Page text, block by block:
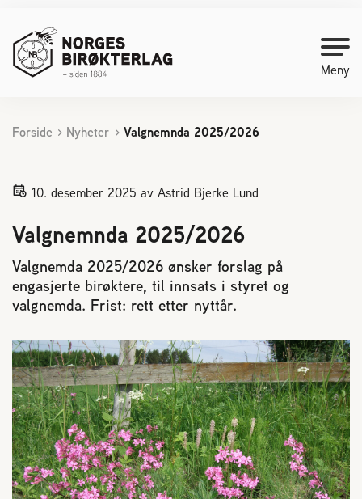
Meny
Kontakt oss
Bli medlem
Starte med birøkt
Medlemssider
Biene svermer
Reaksjon på bistikk
Om Norges Birøkterlag
Finn fylkes- og lokallag
Forside Nyheter Valgnemnda 2025/2026
10. desember 2025 av Astrid Bjerke Lund
Valgnemnda 2025/2026
Valgnemda 2025/2026 ønsker forslag på
engasjerte birøktere, til innsats i styret og
valgnemda. Frist: rett etter nyttår.